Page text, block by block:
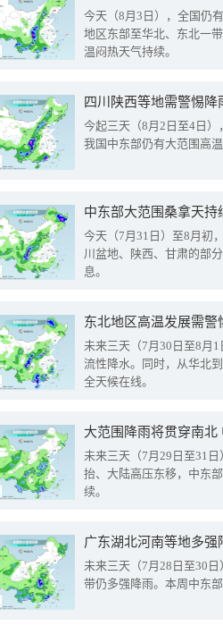
今天（8月3日），全国仍
地区东部至华北、东北一
温闷热天气持续。
今起三天（8月2日至4日
我国中东部仍有大范围高
中东部大范围桑拿天
今天（7月31日）至8月初
川盆地、陕西、甘肃的部
息。
东北地区高温发展需
未来三天（7月30日至8月
流性降水。同时，从华北
全天候在线。
大范围降雨将贯穿南
未来三天（7月29日至31
抬、大陆高压东移，中东
续。
广东湖北河南等地多
未来三天（7月28日至30
带仍多强降雨。本周中东